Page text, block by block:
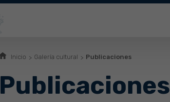
Inicio Galería cultural Publicaciones
Publicaciones